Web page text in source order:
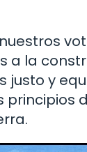
a la
justo y
principios